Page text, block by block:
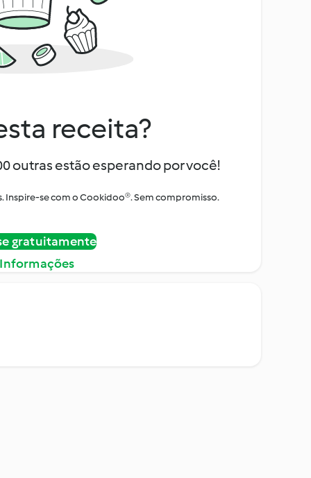
receita?
outras estão esperando por você!
Inspire-se com o Cookidoo®. Sem compromisso.
gratuitamente